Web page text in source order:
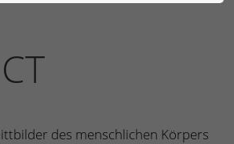
des menschlichen Körpers